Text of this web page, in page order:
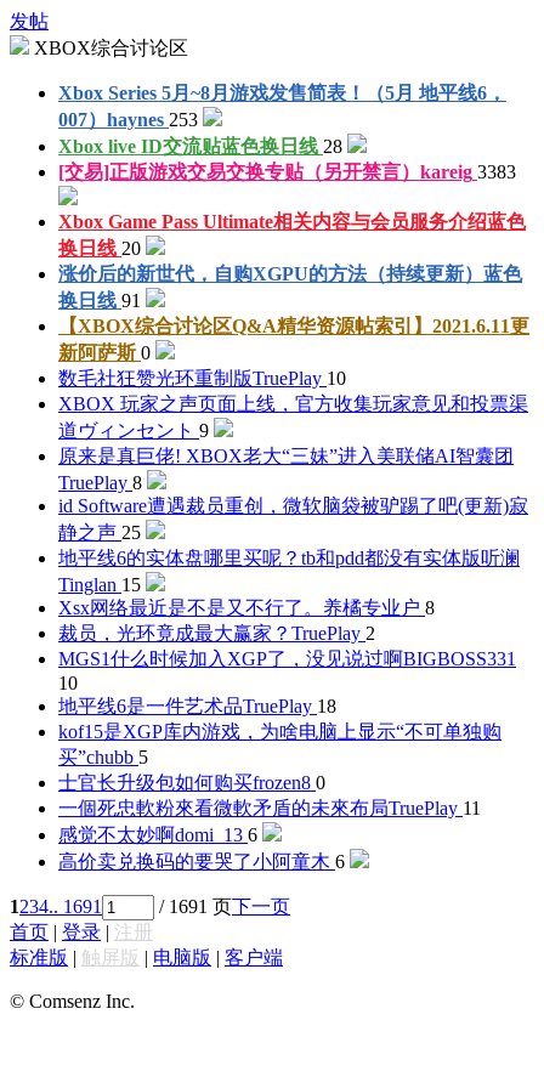
发帖
XBOX综合讨论区
Xbox Series 5月~8月游戏发售简表！（5月 地平线6，
007） haynes 253
Xbox live ID交流贴蓝色换日线 28
[交易]正版游戏交易交换专贴（另开禁言） kareig 3383
Xbox Game Pass Ultimate相关内容与会员服务介绍蓝色
换日线 20
涨价后的新世代，自购XGPU的方法（持续更新） 蓝色
换日线 91
【XBOX综合讨论区Q&A精华资源帖索引】2021.6.11更
新阿萨斯 0
数毛社狂赞光环重制版TruePlay 10
XBOX 玩家之声页面上线，官方收集玩家意见和投票渠
道ヴィンセント 9
原来是真巨佬! XBOX老大“三妹”进入美联储AI智囊团
TruePlay 8
id Software遭遇裁员重创，微软脑袋被驴踢了吧(更新)寂
静之声 25
地平线6的实体盘哪里买呢？tb和pdd都没有实体版听澜
Tinglan 15
Xsx网络最近是不是又不行了。 养橘专业户 8
裁员，光环竟成最大赢家？ TruePlay 2
MGS1什么时候加入XGP了，没见说过啊BIGBOSS331
10
地平线6是一件艺术品TruePlay 18
kof15是XGP库内游戏，为啥电脑上显示“不可单独购
买”chubb 5
士官长升级包如何购买frozen8 0
一個死忠軟粉來看微軟矛盾的未來布局TruePlay 11
感觉不太妙啊domi_13 6
高价卖兑换码的要哭了小阿童木 6
1234.. 1691 / 1691 页下一页
首页 | 登录 | 注册
标准版 | 触屏版 | 电脑版 | 客户端
© Comsenz Inc.